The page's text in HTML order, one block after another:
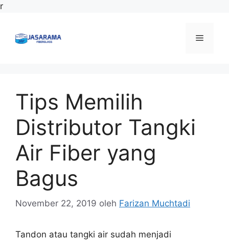
rLangsung
Menu
Tips Memilih
Distributor Tangki
Air Fiber yang
Bagus
November 22, 2019 oleh Farizan Muchtadi
Tandon atau tangki air sudah menjadi